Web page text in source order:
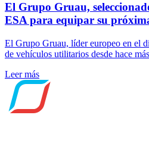
El Grupo Gruau,
ESA para equipar su
El Grupo Gruau, líder europeo en el
de vehículos utilitarios desde hace
Leer más